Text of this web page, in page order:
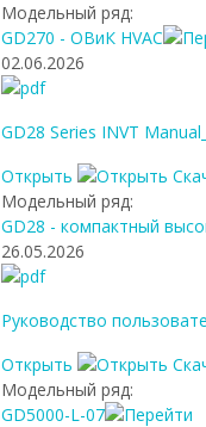
Модельный ряд:
GD270 - ОВиК HVAC
02.06.2026
GD28 Series INVT
Открыть
Модельный ряд:
GD28 - компактный
26.05.2026
Руководство
Открыть
Модельный ряд:
GD5000-L-07